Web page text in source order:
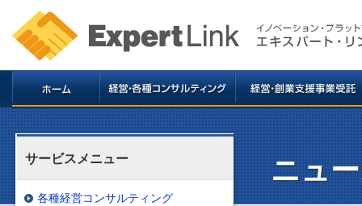
ニュ
サービスメニュー
各種経営コンサルティング